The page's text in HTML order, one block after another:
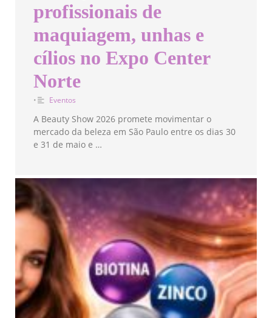
profissionais de
maquiagem, unhas e
cílios no Expo Center
Norte
• Eventos
A Beauty Show 2026 promete movimentar o
mercado da beleza em São Paulo entre os dias 30
e 31 de maio e …